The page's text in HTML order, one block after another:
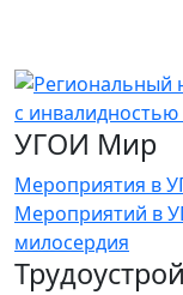
УГОИ Мир
Мероприятия в
Мероприятий в
милосердия